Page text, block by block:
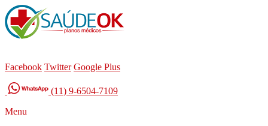
Facebook Twitter Google Plus
(11) 9-6504-7109
Menu